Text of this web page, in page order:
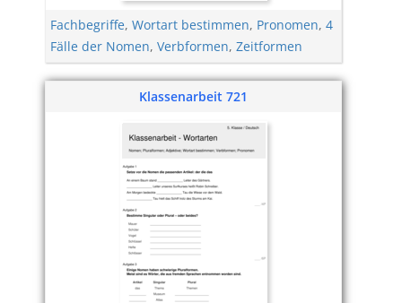
Fachbegriffe, Wortart bestimmen, Pronomen, 4
Fälle der Nomen, Verbformen, Zeitformen
Klassenarbeit 721